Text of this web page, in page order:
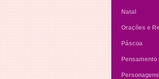
Natal
Orações e
Páscoa
Pensamento
Personagens